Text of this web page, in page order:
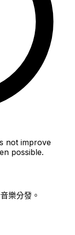
not improve
possible.
樂分發。